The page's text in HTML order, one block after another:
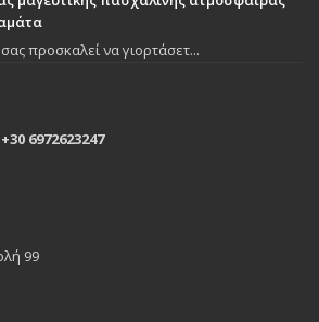
προσκαλεί να γιορτάσετ...
6972623247
99